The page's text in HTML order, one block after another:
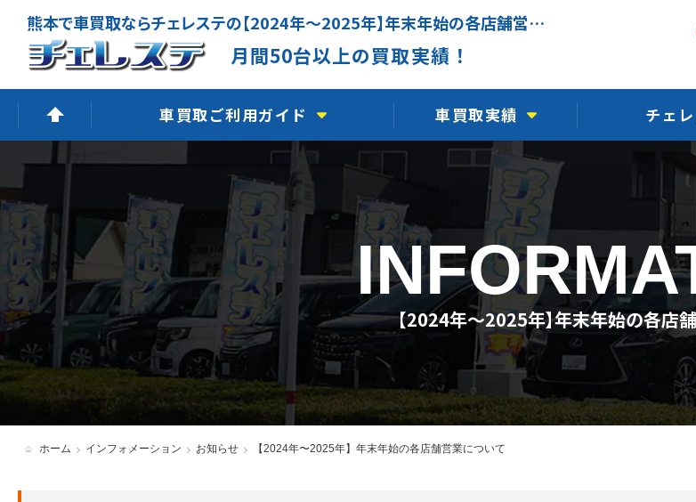
熊本で車買取ならチェレステの【2024年〜2025年】年末年始の各店舗営業についてをご案内します
月間50台以上の買取実績！
車買取ご利用ガイド
高価買取できる理由
無料出張査定
廃車買取査定
LINE査定
よくあるご質問
車買取の流れ
各種必要書類・ダウンロード
車買取実績
軽自動車買取実績
国産車買取実績
輸入車買取実績
事故車買取実績
故障車買取実績
水没車買取実績
チェ
チェレ
チ
チ
チ
チ
【2024年〜2025年】年末年始の各店
ホーム インフォメーション お知らせ 【2024年〜2025年】年末年始の各店舗営業について